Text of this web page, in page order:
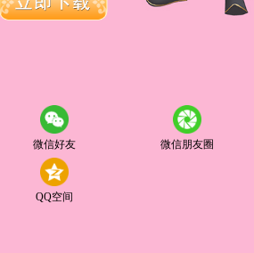
微信好友 微信朋友圈
QQ空间